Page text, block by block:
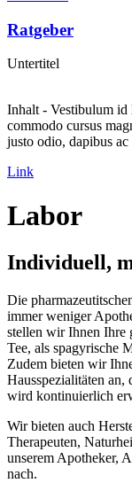
Ratgeber
Untertitel
Inhalt - Vestibulum id
commodo cursus
justo odio, dapibus ac
Link
Labor
Individuell,
Die
immer weniger
stellen wir Ihnen Ihre
Tee, als spagyrische
Zudem bieten wir
Hausspezialitäten
wird kontinuierlich
Wir bieten auch
Therapeuten,
unserem Apotheker,
nach.